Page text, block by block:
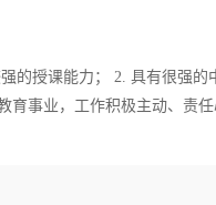
的授课能力； 2. 具有很强
育事业，工作积极主动、责任